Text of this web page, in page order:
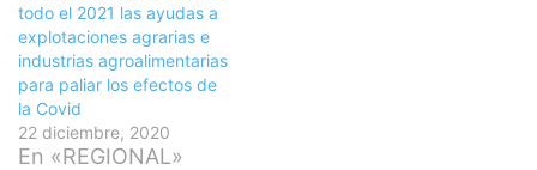
todo el 2021 las ayudas a
explotaciones agrarias e
industrias agroalimentarias
para paliar los efectos de
la Covid
22 diciembre, 2020
En «REGIONAL»